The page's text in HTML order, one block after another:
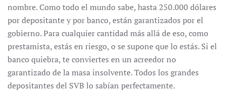
nombre. Como todo el mundo sabe, hasta 250.000 dólares
por depositante y por banco, están garantizados por el
gobierno. Para cualquier cantidad más allá de eso, como
prestamista, estás en riesgo, o se supone que lo estás. Si el
banco quiebra, te conviertes en un acreedor no
garantizado de la masa insolvente. Todos los grandes
depositantes del SVB lo sabían perfectamente.